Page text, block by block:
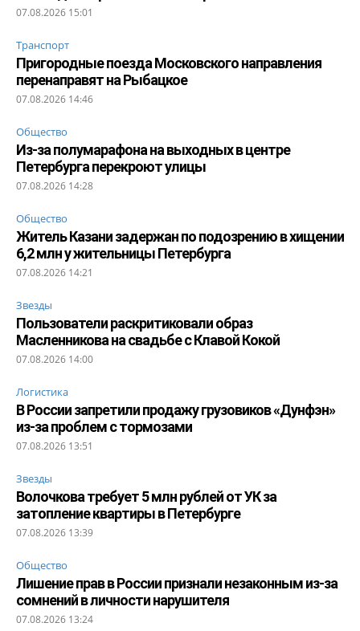
07.08.2026 15:01
Транспорт
Пригородные поезда Московского направления
перенаправят на Рыбацкое
07.08.2026 14:46
Общество
Из-за полумарафона на выходных в центре
Петербурга перекроют улицы
07.08.2026 14:28
Общество
Житель Казани задержан по подозрению в хищении
6,2 млн у жительницы Петербурга
07.08.2026 14:21
Звезды
Пользователи раскритиковали образ
Масленникова на свадьбе с Клавой Кокой
07.08.2026 14:00
Логистика
В России запретили продажу грузовиков «Дунфэн»
из-за проблем с тормозами
07.08.2026 13:51
Звезды
Волочкова требует 5 млн рублей от УК за
затопление квартиры в Петербурге
07.08.2026 13:39
Общество
Лишение прав в России признали незаконным из-за
сомнений в личности нарушителя
07.08.2026 13:24